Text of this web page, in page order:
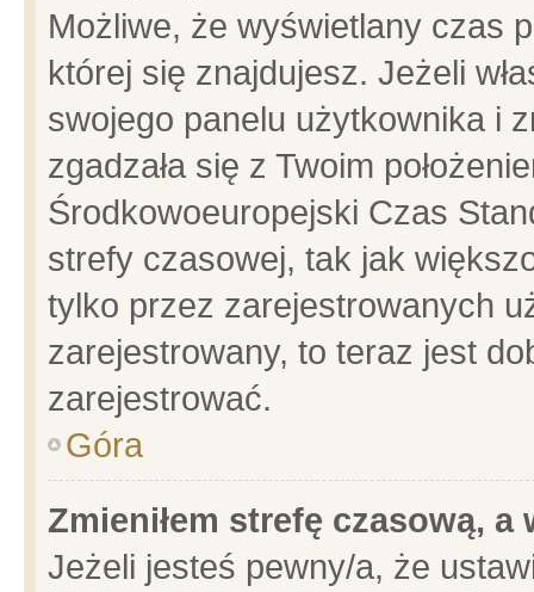
Możliwe, że wyświetlany czas
której się znajdujesz. Jeżeli
swojego panelu użytkownika i
zgadzała się z Twoim
Środkowoeuropejski Czas
strefy czasowej, tak jak
tylko przez zarejestrowanych
zarejestrowany, to teraz jest
zarejestrować.
Góra
Zmieniłem strefę czasową,
Jeżeli jesteś pewny/a, że